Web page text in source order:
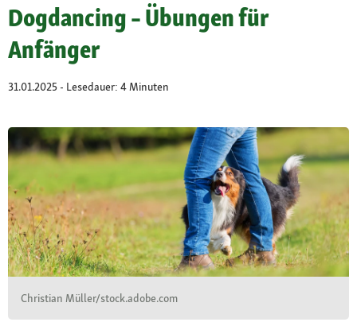
Dogdancing – Übungen für
Anfänger
31.01.2025 - Lesedauer: 4 Minuten
Christian Müller/stock.adobe.com